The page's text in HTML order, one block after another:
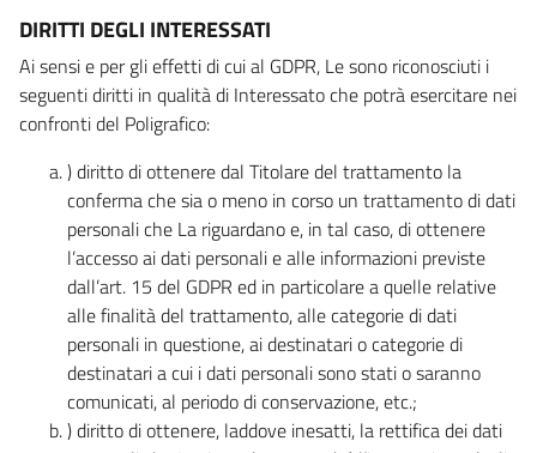
DIRITTI DEGLI INTERESSATI
Ai sensi e per gli effetti di cui al GDPR, Le sono riconosciuti i
seguenti diritti in qualità di Interessato che potrà esercitare nei
confronti del Poligrafico:
) diritto di ottenere dal Titolare del trattamento la
conferma che sia o meno in corso un trattamento di dati
personali che La riguardano e, in tal caso, di ottenere
l’accesso ai dati personali e alle informazioni previste
dall’art. 15 del GDPR ed in particolare a quelle relative
alle finalità del trattamento, alle categorie di dati
personali in questione, ai destinatari o categorie di
destinatari a cui i dati personali sono stati o saranno
comunicati, al periodo di conservazione, etc.;
) diritto di ottenere, laddove inesatti, la rettifica dei dati